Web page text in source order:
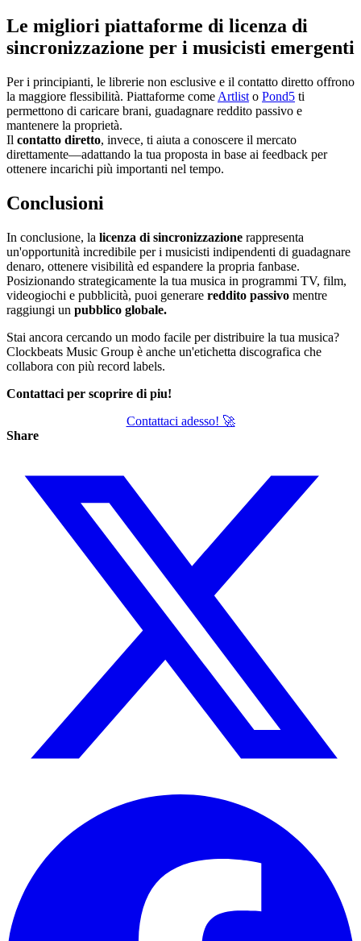
Le migliori piattaforme di licenza di
sincronizzazione per i musicisti emergenti
Per i principianti, le librerie non esclusive e il contatto diretto offrono
la maggiore flessibilità. Piattaforme come Artlist o Pond5 ti
permettono di caricare brani, guadagnare reddito passivo e
mantenere la proprietà.
Il contatto diretto, invece, ti aiuta a conoscere il mercato
direttamente—adattando la tua proposta in base ai feedback per
ottenere incarichi più importanti nel tempo.
Conclusioni
In conclusione, la licenza di sincronizzazione rappresenta
un'opportunità incredibile per i musicisti indipendenti di guadagnare
denaro, ottenere visibilità ed espandere la propria fanbase.
Posizionando strategicamente la tua musica in programmi TV, film,
videogiochi e pubblicità, puoi generare reddito passivo mentre
raggiungi un pubblico globale.
Stai ancora cercando un modo facile per distribuire la tua musica?
Clockbeats Music Group è anche un'etichetta discografica che
collabora con più record labels.
Contattaci per scoprire di piu!
Contattaci adesso! 🚀
Share